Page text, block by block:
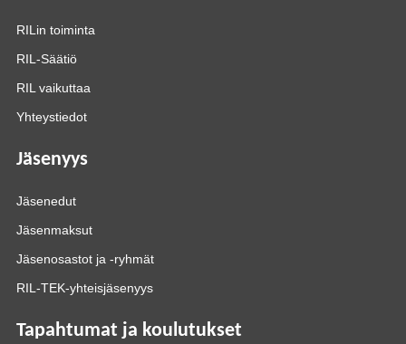
RILin toiminta
RIL-Säätiö
RIL vaikuttaa
Yhteystiedot
Jäsenyys
Jäsenedut
Jäsenmaksut
Jäsenosastot ja -ryhmät
RIL-TEK-yhteisjäsenyys
Tapahtumat ja koulutukset